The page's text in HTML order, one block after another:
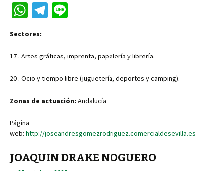
W
at
sA
p
Te
a
m
Sectores:
17 . Artes gráficas, imprenta, papelería y librería.
20 . Ocio y tiempo libre (juguetería, deportes y camping).
Zonas de actuación: Andalucía
Página
web: http://joseandresgomezrodriguez.comercialdesevilla.es
JOAQUIN DRAKE NOGUERO